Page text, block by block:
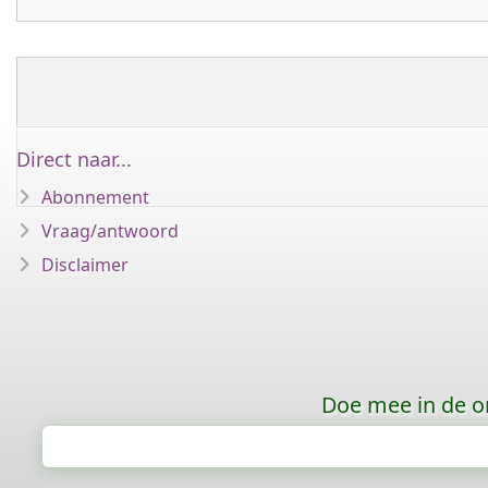
Direct naar...
Abonnement
Vraag/antwoord
Disclaimer
Doe mee in de